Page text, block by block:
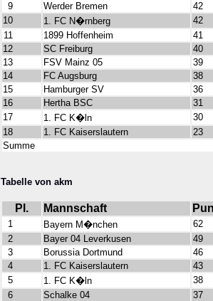
9
Werder Bremen
42
10
1. FC N�rnberg
42
11
1899 Hoffenheim
41
12
SC Freiburg
40
13
FSV Mainz 05
39
14
FC Augsburg
38
15
Hamburger SV
36
16
Hertha BSC
31
17
1. FC K�ln
30
18
1. FC Kaiserslautern
23
Summe
Tabelle von akm
Pl. Mannschaft
1 Bayern M�nchen
62
2
Bayer 04 Leverkusen
49
3
Borussia Dortmund
46
4
1. FC Kaiserslautern
43
5
1. FC K�ln
38
6
Schalke 04
37